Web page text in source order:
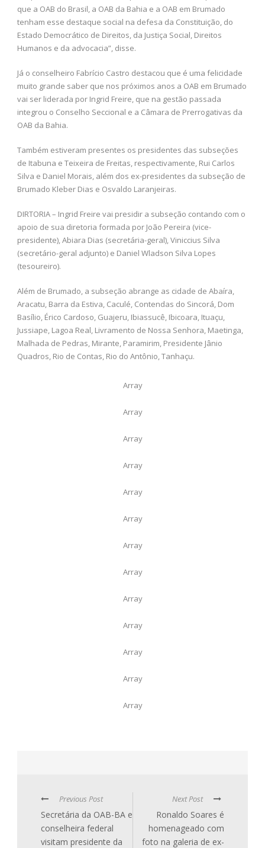
que a OAB do Brasil, a OAB da Bahia e a OAB em Brumado
tenham esse destaque social na defesa da Constituição, do
Estado Democrático de Direitos, da Justiça Social, Direitos
Humanos e da advocacia”, disse.
Já o conselheiro Fabrício Castro destacou que é uma felicidade
muito grande saber que nos próximos anos a OAB em Brumado
vai ser liderada por Ingrid Freire, que na gestão passada
integrou o Conselho Seccional e a Câmara de Prerrogativas da
OAB da Bahia.
Também estiveram presentes os presidentes das subseções
de Itabuna e Teixeira de Freitas, respectivamente, Rui Carlos
Silva e Daniel Morais, além dos ex-presidentes da subseção de
Brumado Kleber Dias e Osvaldo Laranjeiras.
DIRTORIA – Ingrid Freire vai presidir a subseção contando com o
apoio de sua diretoria formada por João Pereira (vice-
presidente), Abiara Dias (secretária-geral), Viniccius Silva
(secretário-geral adjunto) e Daniel Wladson Silva Lopes
(tesoureiro).
Além de Brumado, a subseção abrange as cidade de Abaíra,
Aracatu, Barra da Estiva, Caculé, Contendas do Sincorá, Dom
Basílio, Érico Cardoso, Guajeru, Ibiassucê, Ibicoara, Ituaçu,
Jussiape, Lagoa Real, Livramento de Nossa Senhora, Maetinga,
Malhada de Pedras, Mirante, Paramirim, Presidente Jânio
Quadros, Rio de Contas, Rio do Antônio, Tanhaçu.
Array
Array
Array
Array
Array
Array
Array
Array
Array
Array
Array
Array
Array
Previous Post
Secretária da OAB-BA e
conselheira federal
visitam presidente da
Next Post
Ronaldo Soares é
homenageado com
foto na galeria de ex-